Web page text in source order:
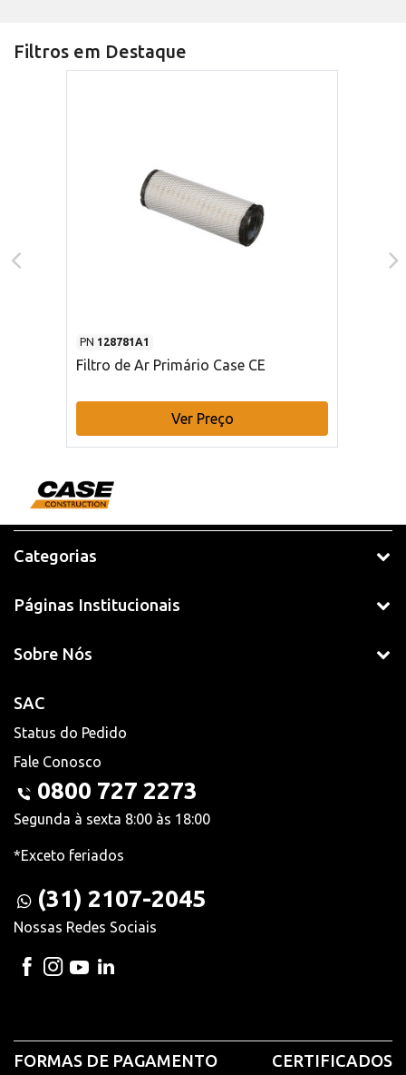
Filtros em Destaque
PN 128781A1
Filtro de Ar Primário Case CE
Ver Preço
Categorias
Páginas Institucionais
Sobre Nós
SAC
Status do Pedido
Fale Conosco
0800 727 2273
Segunda à sexta 8:00 às 18:00
*Exceto feriados
(31) 2107-2045
Nossas Redes Sociais
FORMAS DE PAGAMENTO CERTIFICADOS